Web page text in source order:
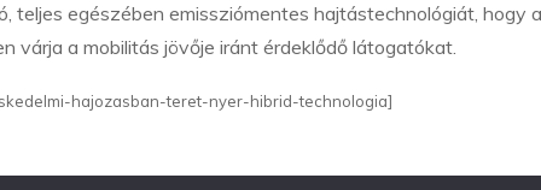
teljes egészében emissziómentes hajtástechnológiát, hogy
a mobilitás jövője iránt érdeklődő látogatókat.
hajozasban-teret-nyer-hibrid-technologia]